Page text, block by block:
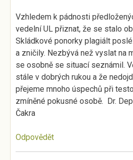
Vzhledem k pádnosti
vedelní UL přiznat, že se stalo
Skládkové ponorky plagiált
a zničily. Nezbývá než vyslat na
se osobně se situací seznámil.
stále v dobrých rukou a že
přejeme mnoho úspechů při
zmíněné pokusné osobě. Dr.
Čakra
Odpovědět